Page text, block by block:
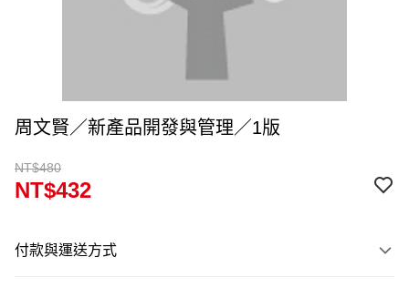
周文賢／新產品開發與管理／1版
NT$480
NT$432
付款與運送方式